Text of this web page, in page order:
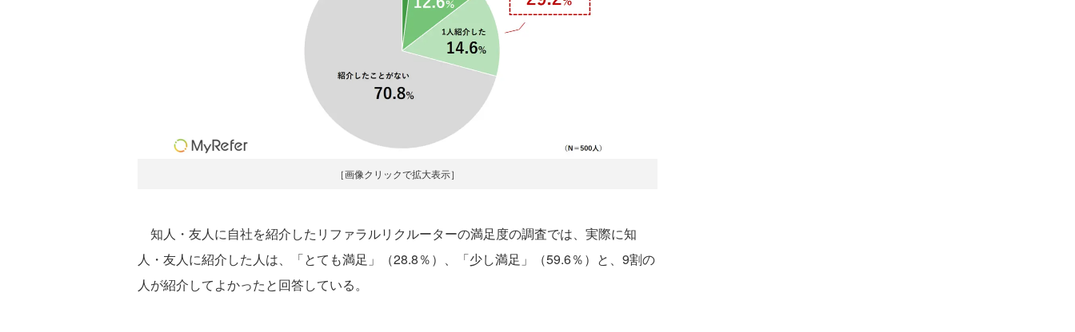
［画像クリックで拡大表示］
知人・友人に自社を紹介したリファラルリクルーターの満足度の調査では、実際に知
人・友人に紹介した人は、「とても満足」（28.8％）、「少し満足」（59.6％）と、9割の
人が紹介してよかったと回答している。